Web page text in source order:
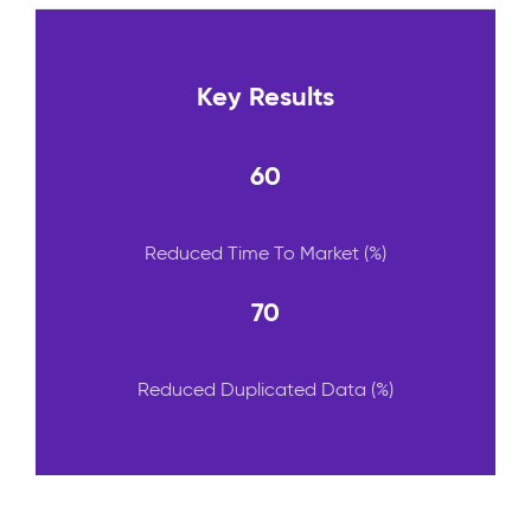
Key Results
60
Reduced Time To Market (%)
70
Reduced Duplicated Data (%)